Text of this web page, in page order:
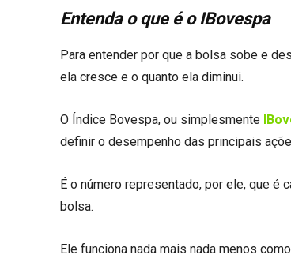
Entenda o que é o IBovespa
Para entender por que a bolsa sobe e
ela cresce e o quanto ela diminui.
O Índice Bovespa, ou simplesmente
definir o desempenho das principais
É o número representado, por ele, que é
bolsa.
Ele funciona nada mais nada menos